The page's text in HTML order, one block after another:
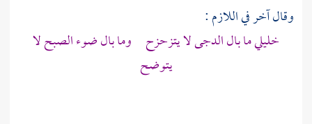
وقال آخر في اللازم :
خليلي ما بال الدجى لا يتزحزح وما بال ضوء الصبح لا
يتوضح